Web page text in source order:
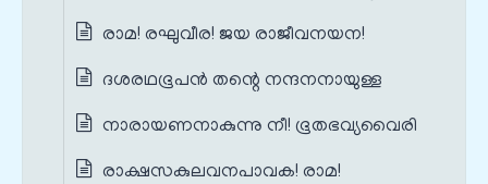
രാമ! രഘുവീര! ജയ രാജീവനയന!
ദശരഥഭൂപൻ തന്റെ നന്ദനനായുള്ള
നാരായണനാകുന്നു നീ! ഭൂതഭവ്യവൈരി
രാക്ഷസകുലവനപാവക! രാമ!